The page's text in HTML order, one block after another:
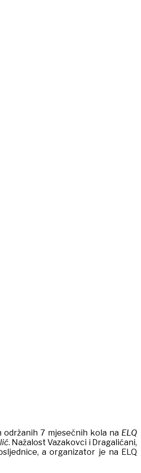
održanih 7 mjesečnih kola na ELQ
. Nažalost Vazakovci i Dragalićani,
a organizator je na ELQ